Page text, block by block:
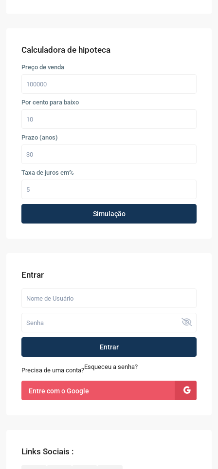
Calculadora de hipoteca
Preço de venda
Por cento para baixo
Prazo (anos)
Taxa de juros em%
Simulação
Entrar
Entrar
Precisa de uma conta?Esqueceu a senha?
Entre com o Google
Links Sociais :